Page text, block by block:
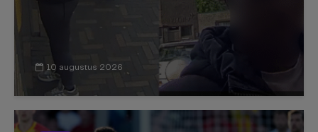
10 augustus 2026